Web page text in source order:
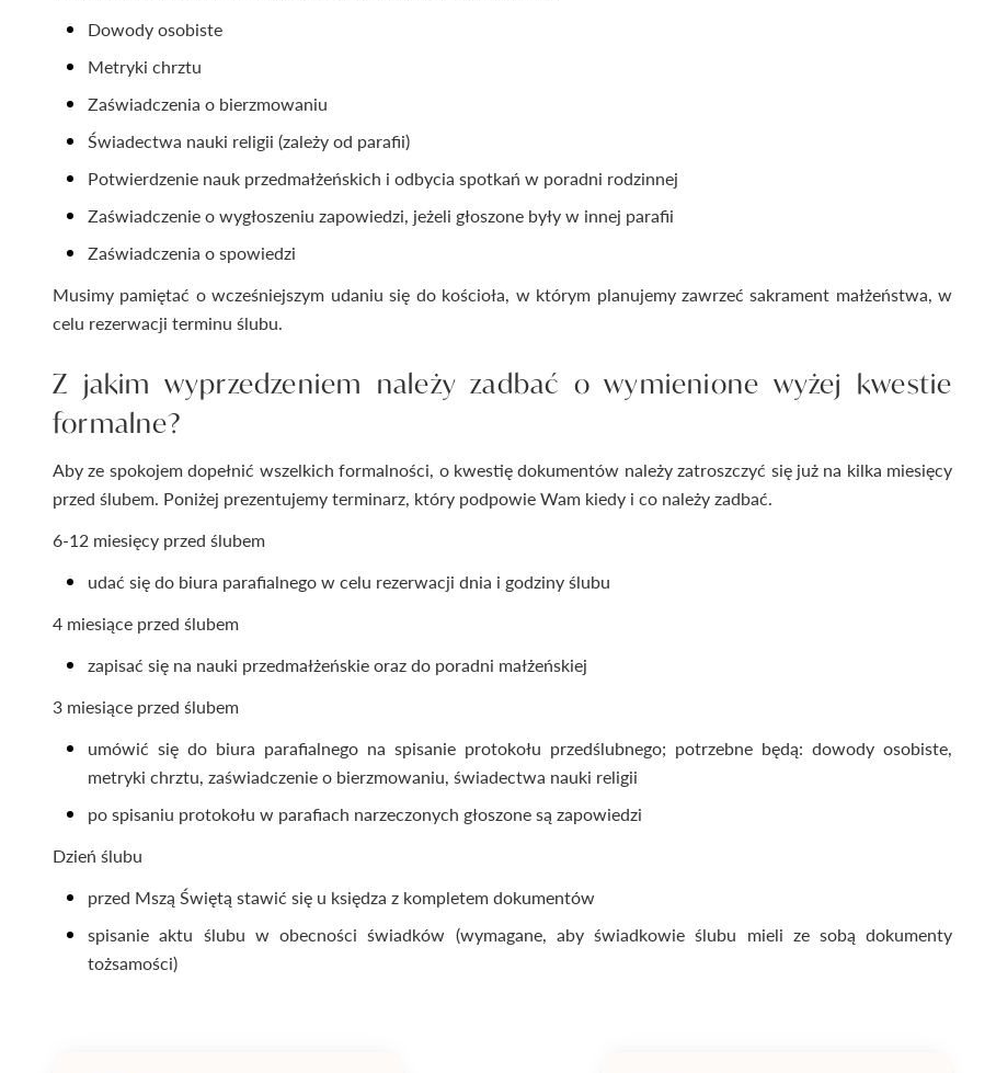
Dowody osobiste
Metryki chrztu
Zaświadczenia o bierzmowaniu
Świadectwa nauki religii (zależy od parafii)
Potwierdzenie nauk przedmałżeńskich i odbycia spotkań w poradni rodzinnej
Zaświadczenie o wygłoszeniu zapowiedzi, jeżeli głoszone były w innej parafii
Zaświadczenia o spowiedzi
Musimy pamiętać o wcześniejszym udaniu się do kościoła, w którym planujemy zawrzeć sakrament małżeństwa, w
celu rezerwacji terminu ślubu.
Z jakim wyprzedzeniem należy zadbać o wymienione wyżej kwestie
formalne?
Aby ze spokojem dopełnić wszelkich formalności, o kwestię dokumentów należy zatroszczyć się już na kilka miesięcy
przed ślubem. Poniżej prezentujemy terminarz, który podpowie Wam kiedy i co należy zadbać.
6-12 miesięcy przed ślubem
udać się do biura parafialnego w celu rezerwacji dnia i godziny ślubu
4 miesiące przed ślubem
zapisać się na nauki przedmałżeńskie oraz do poradni małżeńskiej
3 miesiące przed ślubem
umówić się do biura parafialnego na spisanie protokołu przedślubnego; potrzebne będą: dowody osobiste,
metryki chrztu, zaświadczenie o bierzmowaniu, świadectwa nauki religii
po spisaniu protokołu w parafiach narzeczonych głoszone są zapowiedzi
Dzień ślubu
przed Mszą Świętą stawić się u księdza z kompletem dokumentów
spisanie aktu ślubu w obecności świadków (wymagane, aby świadkowie ślubu mieli ze sobą dokumenty
tożsamości)